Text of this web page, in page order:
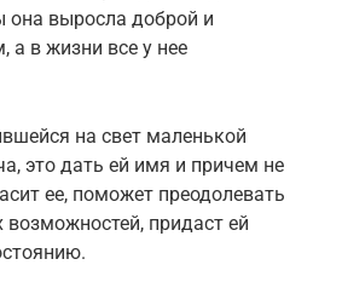
она выросла доброй и
а в жизни все у нее
на свет маленькой
это дать ей имя и причем не
ее, поможет преодолевать
возможностей, придаст ей